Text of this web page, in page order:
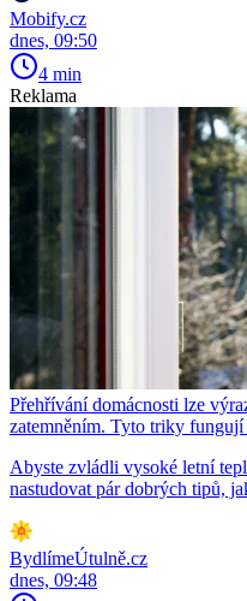
Mobify.cz
dnes, 09:50
4 min
Reklama
Přehřívání domácnosti lze
zatemněním. Tyto triky
Abyste zvládli vysoké letní
nastudovat pár dobrých tipů,
BydlímeÚtulně.cz
dnes, 09:48